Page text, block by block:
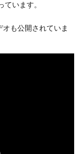
います。
も公開されていま